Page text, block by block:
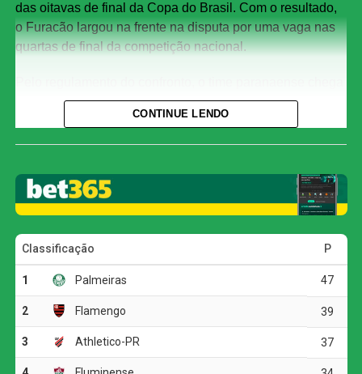
das oitavas de final da Copa do Brasil. Com o resultado,
o Furacão largou na frente na disputa por uma vaga nas
quartas de final da competição nacional.
ao jogo de volta podendo perder por até um gol de
diferença que, ainda assim, garante a classificação. Já o
Vitória precisa reverter a desvantagem jogando em casa
O jogo
A primeira grande chance do duelo foi do Vitória, com
Renê. O atacante recebeu de Fabiano, ficou cara a cara
com o goleiro Santos, mas tirou demais do arqueiro e
acertou a trave.
Quem abriu o placar, porém, foi o Athletico. João Cruz
recebeu na entrada da área, livrou-se da marcação e
colocou os mandantes em vantagem.
CONTINUE LENDO